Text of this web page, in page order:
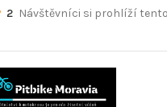
2 Návštěvníci si prohlíží